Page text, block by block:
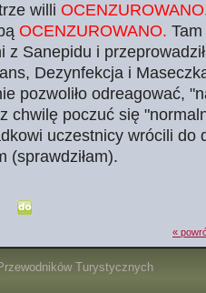
willi OCENZUROWANO
OCENZUROWANO.
z Sanepidu i
Dezynfekcja i
pozwoliło odreagować,
chwilę poczuć się
uczestnicy wrócili do
(sprawdziłam).
«
Turystycznych